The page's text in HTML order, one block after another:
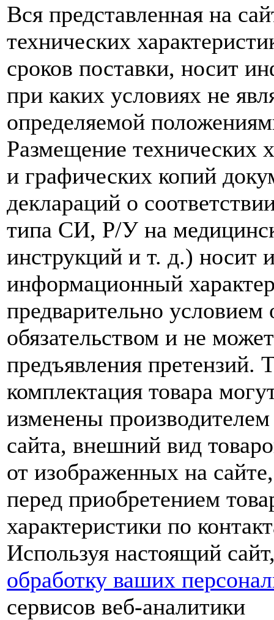
Вся представленная на
технических
сроков поставки, носит
при каких условиях не
определяемой
Размещение технических
и графических копий
деклараций о
типа СИ, Р/У на
инструкций и т. д.) носит
информационный
предварительно условием
обязательством и не
предъявления претензий.
комплектация товара
изменены производителем
сайта, внешний вид
от изображенных на
перед приобретением
характеристики по
Используя настоящий
обработку ваших
сервисов веб-аналитики